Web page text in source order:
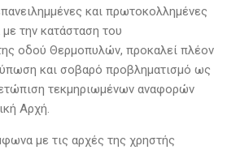
και πρωτοκολλημένες
την κατάσταση του
οδού Θερμοπυλών, προκαλεί πλέον
και σοβαρό προβληματισμό ως
τεκμηριωμένων αναφορών
Αρχή.
με τις αρχές της χρηστής